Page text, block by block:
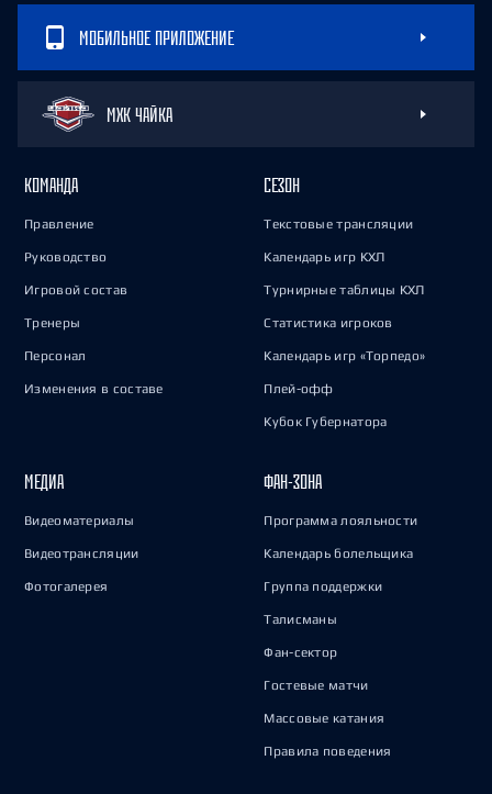
МОБИЛЬНОЕ ПРИЛОЖЕНИЕ
МХК ЧАЙКА
КОМАНДА
Правление
Руководство
Игровой состав
Тренеры
Персонал
Изменения в составе
СЕЗОН
Текстовые трансляции
Календарь игр КХЛ
Турнирные таблицы КХЛ
Статистика игроков
Календарь игр «Торпедо»
Плей-офф
Кубок Губернатора
МЕДИА
Видеоматериалы
Видеотрансляции
Фотогалерея
ФАН-ЗОНА
Программа лояльности
Календарь болельщика
Группа поддержки
Талисманы
Фан-сектор
Гостевые матчи
Массовые катания
Правила поведения